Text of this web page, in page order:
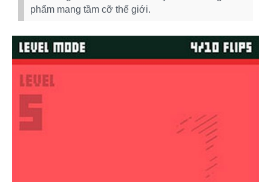
phẩm mang tầm cỡ thế giới.